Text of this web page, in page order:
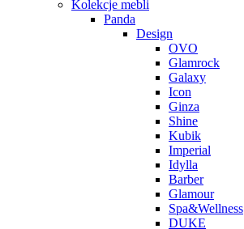
Kolekcje mebli
Panda
Design
OVO
Glamrock
Galaxy
Icon
Ginza
Shine
Kubik
Imperial
Idylla
Barber
Glamour
Spa&Wellness
DUKE